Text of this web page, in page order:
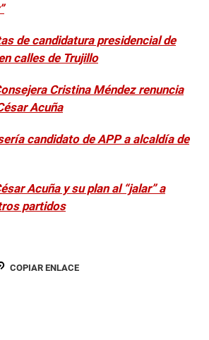
de candidatura presidencial de
calles de Trujillo
Cristina Méndez renuncia
Acuña
candidato de APP a alcaldía de
Acuña y su plan al “jalar” a
partidos
COPIAR ENLACE